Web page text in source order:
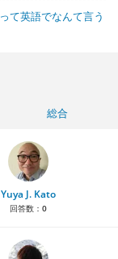
て英語でなんて言う
総合
Yuya J. Kato
回答数： 0